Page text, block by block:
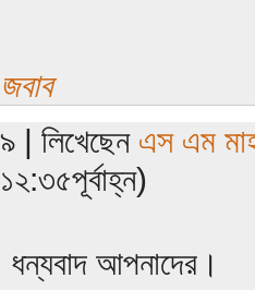
জবাব
৯ | লিখেছেন এস এম
১২:৩৫পূর্বাহ্ন)
ধন্যবাদ আপনাদের।